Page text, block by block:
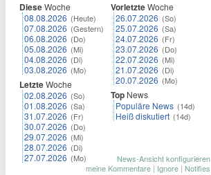
DieseWoche
08.08.2026 (Heute)
07.08.2026 (Gestern)
06.08.2026 (Do)
05.08.2026 (Mi)
04.08.2026 (Di)
03.08.2026 (Mo)
LetzteWoche
02.08.2026 (So)
01.08.2026 (Sa)
31.07.2026 (Fr)
30.07.2026 (Do)
29.07.2026 (Mi)
28.07.2026 (Di)
27.07.2026 (Mo)
VorletzteWoche
26.07.2026 (So)
25.07.2026 (Sa)
24.07.2026 (Fr)
23.07.2026 (Do)
22.07.2026 (Mi)
21.07.2026 (Di)
20.07.2026 (Mo)
Top News
Populäre News (14d)
Heiß diskutiert (14d)
News-Ansicht konfigurieren
meine Kommentare | Ignore | Notifies